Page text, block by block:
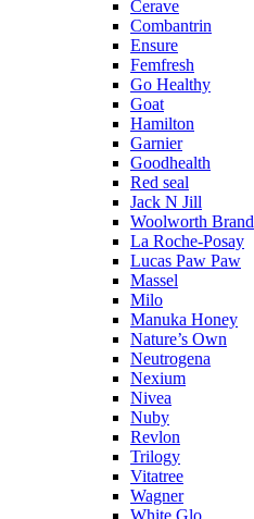
Cerave
Combantrin
Ensure
Femfresh
Go Healthy
Goat
Hamilton
Garnier
Goodhealth
Red seal
Jack N Jill
Woolworth Brand
La Roche-Posay
Lucas Paw Paw
Massel
Milo
Manuka Honey
Nature’s Own
Neutrogena
Nexium
Nivea
Nuby
Revlon
Trilogy
Vitatree
Wagner